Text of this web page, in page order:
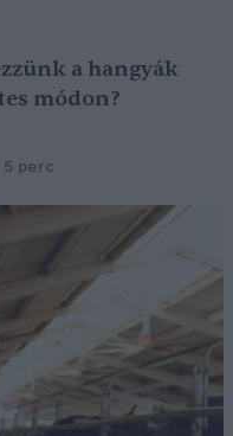
a hangyák
módon?
5 perc